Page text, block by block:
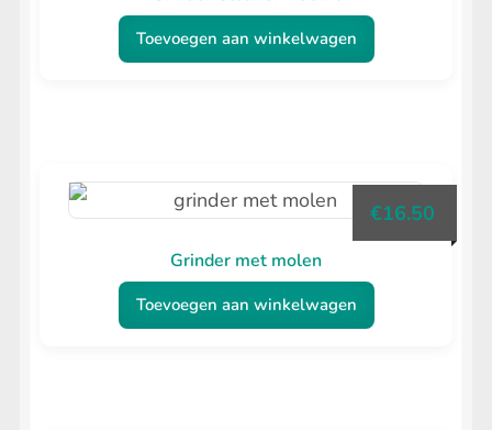
Toevoegen aan winkelwagen
Grinder met molen
€16.50
Toevoegen aan winkelwagen